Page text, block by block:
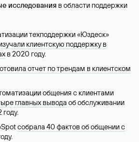
исследования в области поддержки
техподдержки «‎Юздеск»
клиентскую поддержку в
в 2020 году.
отчет по трендам в клиентском
общения с клиентами
главных вывода об обслуживании
году.
собрала 40 фактов об общении с